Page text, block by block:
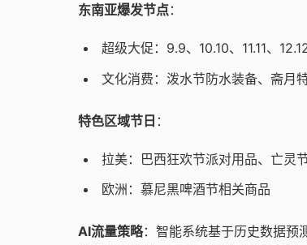
东南亚爆发节点：
超级大促：9.9、10.10、11.11、
文化消费：泼水节防水装备、斋月
特色区域节日 ：
拉美：巴西狂欢节派对用品、亡灵
欧洲：慕尼黑啤酒节相关商品
AI流量策略：智能系统基于历史数据预